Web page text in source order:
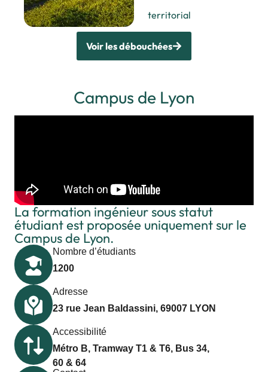
territorial
Voir les débouchées
Campus de Lyon
La formation ingénieur sous statut
étudiant est proposée uniquement sur le
Campus de Lyon.​
Nombre d’étudiants
1200
Adresse
23 rue Jean Baldassini, 69007 LYON
Accessibilité
Métro B, Tramway T1 & T6, Bus 34,
60 & 64